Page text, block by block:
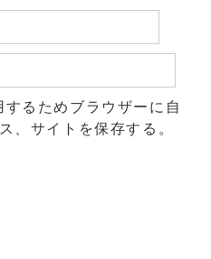
るためブラウザーに自
、サイトを保存する。